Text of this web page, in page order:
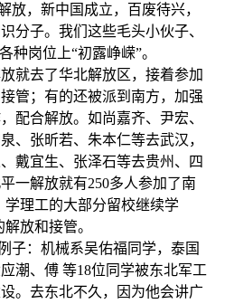
放，新中国成立，百废待兴，
分子。我们这些毛头小伙子、
种岗位上“初露峥嵘”。
就去了华北解放区，接着参加
管；有的还被派到南方，加强
配合解放。如尚嘉齐、尹宏、
、张昕若、朱本仁等去武汉，
戴宜生、张泽石等去贵州、四
一解放就有250多人参加了南
理工的大部分留校继续学
放和接管。
子：机械系吴佑福同学，泰国
潮、傅 等18位同学被东北军工
。去东北不久，因为他会讲广